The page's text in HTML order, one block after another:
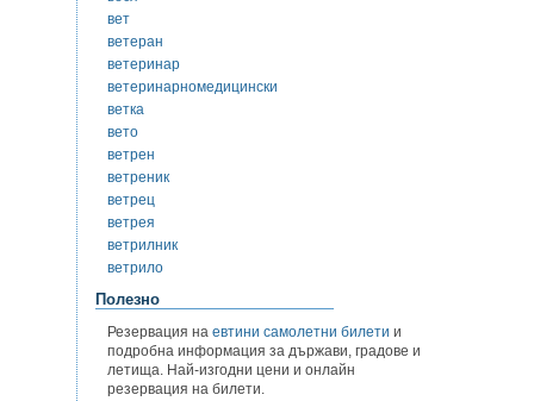
вет
ветеран
ветеринар
ветеринарномедицински
ветка
вето
ветрен
ветреник
ветрец
ветрея
ветрилник
ветрило
Полезно
Резервация на евтини самолетни билети и
подробна информация за държави, градове и
летища. Най-изгодни цени и онлайн
резервация на билети.